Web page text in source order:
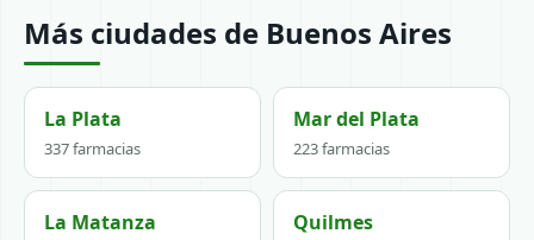
Más ciudades de Buenos Aires
La Plata
337 farmacias
Mar del Plata
223 farmacias
La Matanza Quilmes